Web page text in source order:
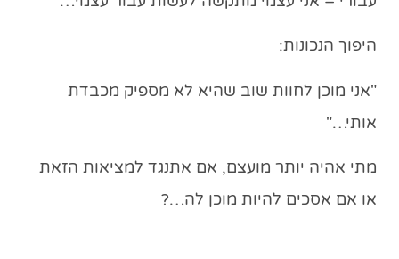
היפוך הנכונות:
"אני מוכן לחוות שוב שהיא לא מספיק מכבדת
אותי…"
מתי אהיה יותר מועצם, אם אתנגד למציאות הזאת
או אם אסכים להיות מוכן לה…?